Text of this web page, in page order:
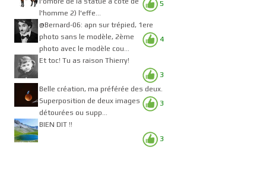
5
l'homme 2) l'effe...
4
@Bernard-06: apn sur trépied, 1ere
photo sans le modèle, 2ème
photo avec le modèle cou...
3
Et toc! Tu as raison Thierry!
3
Belle création, ma préférée des deux.
Superposition de deux images
détourées ou supp...
3
BIEN DIT !!